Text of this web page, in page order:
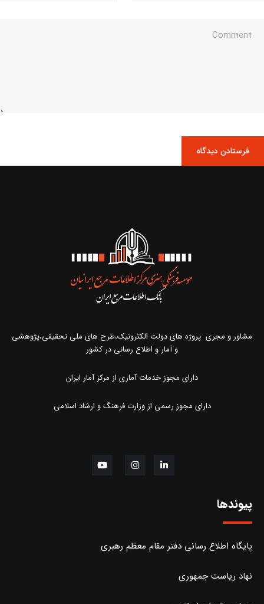
مشاور و مجری پروژه های دولت الکترونیک،طرح های ملی تحقیقی،پژوهشی
و آمار و اطلاع رسانی در کشور
دارای مجوز خدمات آماری از مرکز آمار ایران
دارای مجوز رسمی از وزارت فرهنگ و ارشاد اسلامی
پیوندها
پایگاه اطلاع رسانی دفتر مقام معظم رهبری
نهاد ریاست جمهوری